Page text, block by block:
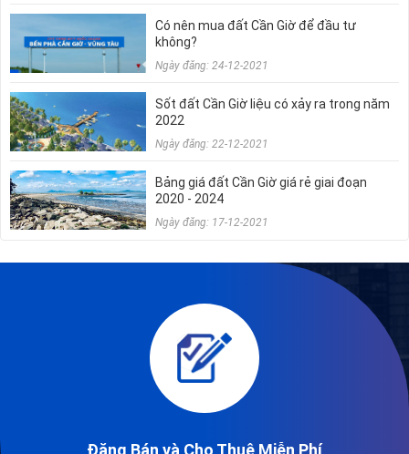
Có nên mua đất Cần Giờ để đầu tư
không?
Ngày đăng: 24-12-2021
Sốt đất Cần Giờ liệu có xảy ra trong năm
2022
Ngày đăng: 22-12-2021
Bảng giá đất Cần Giờ giá rẻ giai đoạn
2020 - 2024
Ngày đăng: 17-12-2021
Đăng Bán và Cho Thuê Miễn Phí